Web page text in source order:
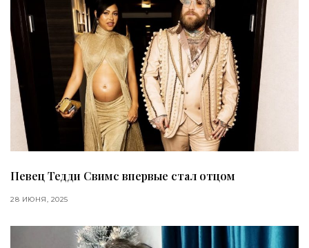
Певец Тедди Свимс впервые стал отцом
28 ИЮНЯ, 2025